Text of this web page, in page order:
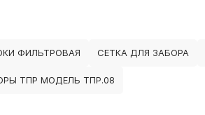
ФИЛЬТРОВАЯ СЕТКА ДЛЯ ЗАБОРА
ТПР МОДЕЛЬ ТПР.08